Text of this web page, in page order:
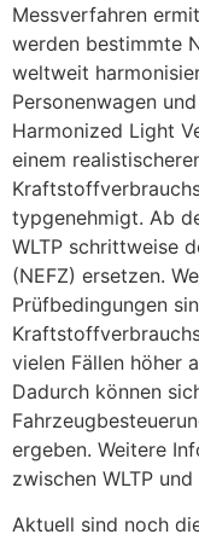
Messverfahren
werden bestimmte
weltweit
Personenwagen
Harmonized Light
einem
typgenehmigt. Ab
WLTP schrittweise
(NEFZ) ersetzen.
Prüfbedingungen
vielen Fällen höher
Dadurch können
ergeben. Weitere
zwischen WLTP
Aktuell sind noch